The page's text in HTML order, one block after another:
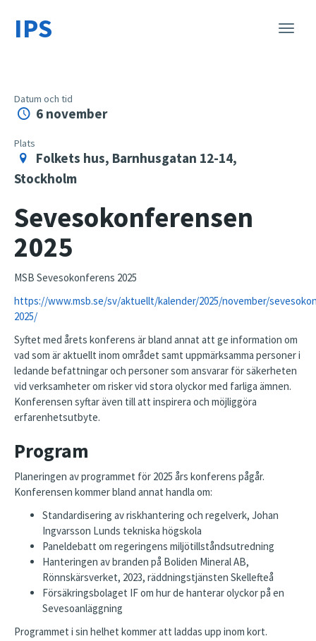
IPS
Toggle
Datum och tid
6 november
Plats
Folkets hus, Barnhusgatan 12-14,
Stockholm
Sevesokonferensen
2025
MSB Sevesokonferens 2025
https://www.msb.se/sv/aktuellt/kalender/2025/november/
2025/
Syftet med årets konferens är bland annat att ge information om
vad som är aktuellt inom området samt uppmärksamma personer i
ledande befattningar och personer som ansvarar för säkerheten
vid verksamheter om risker vid stora olyckor med farliga ämnen.
Konferensen syftar även till att inspirera och möjliggöra
erfarenhetsutbyte.
Program
Planeringen av programmet för 2025 års konferens pågår.
Konferensen kommer bland annat handla om:
Standardisering av riskhantering och regelverk, Johan
Ingvarsson Lunds tekniska högskola
Paneldebatt om regeringens miljötillståndsutredning
Hanteringen av branden på Boliden Mineral AB,
Rönnskärsverket, 2023, räddningstjänsten Skellefteå
Försäkringsbolaget IF om hur de hanterar olyckor på en
Sevesoanläggning
Programmet i sin helhet kommer att laddas upp inom kort.